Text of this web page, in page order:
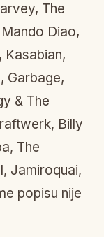
The
Diao,
Kasabian,
Garbage,
& The
Billy
The
Jamiroquai,
popisu nije